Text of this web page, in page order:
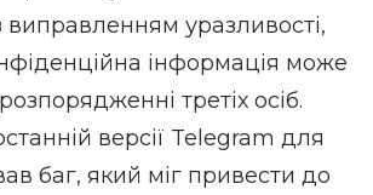
виправленням уразливості,
інформація може
третіх осіб.
версії Telegram для
баг, який міг привести до